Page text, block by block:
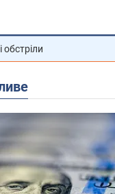
обстріли